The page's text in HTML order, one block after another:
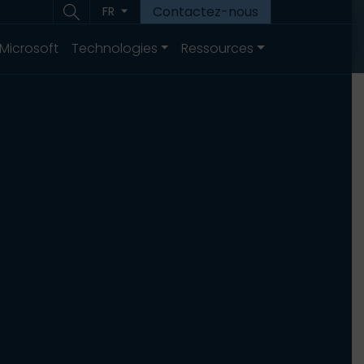
FR
Contactez-nous
Technologies Ressources